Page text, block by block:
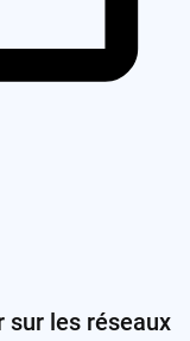
sur les réseaux